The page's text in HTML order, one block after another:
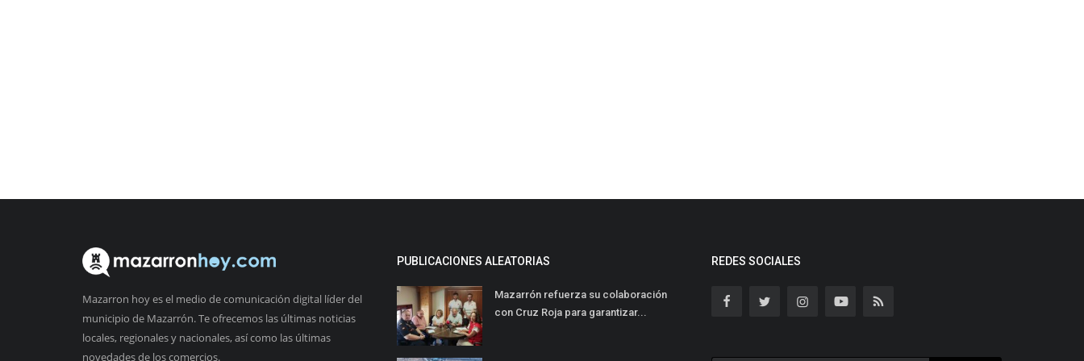
Mazarron hoy es el medio de comunicación digital líder del
municipio de Mazarrón. Te ofrecemos las últimas noticias
locales, regionales y nacionales, así como las últimas
novedades de los comercios.
PUBLICACIONES ALEATORIAS
Mazarrón refuerza su colaboración
con Cruz Roja para garantizar...
REDES SOCIALES